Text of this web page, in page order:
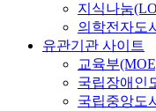
지식나눔
의학전자도
유관기관 사이트
교육부
국립장애인
국립중앙도